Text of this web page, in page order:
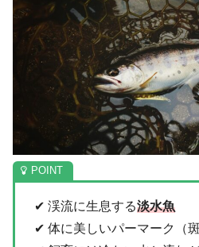
✔ 渓流に生息する淡水魚
✔ 体に美しいパーマーク（